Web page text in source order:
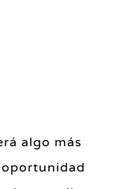
algo más